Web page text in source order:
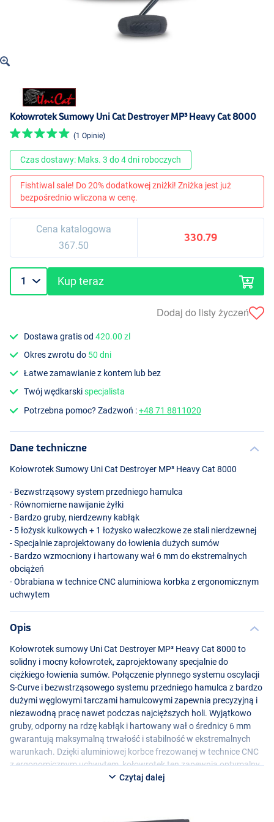
Kołowrotek Sumowy Uni Cat Destroyer MP³ Heavy Cat 8000
(1 Opinie)
Czas dostawy: Maks. 3 do 4 dni roboczych
Fishtiwal sale! Do 20% dodatkowej zniżki! Zniżka jest już
bezpośrednio wliczona w cenę.
Cena katalogowa
367.50
330.79
Kup teraz
Dodaj do listy życzeń
Dostawa gratis od420.00 zl
Okres zwrotu do 50 dni
Łatwe zamawianie z kontem lub bez
Twój wędkarskispecjalista
Potrzebna pomoc? Zadzwoń :+48 71 8811020
Dane techniczne
Kołowrotek Sumowy Uni Cat Destroyer MP³ Heavy Cat 8000
- Bezwstrząsowy system przedniego hamulca
- Równomierne nawijanie żyłki
- Bardzo gruby, nierdzewny kabłąk
- 5 łożysk kulkowych + 1 łożysko wałeczkowe ze stali nierdzewnej
- Specjalnie zaprojektowany do łowienia dużych sumów
- Bardzo wzmocniony i hartowany wał 6 mm do ekstremalnych
obciążeń
- Obrabiana w techniceCNCaluminiowa korbka z ergonomicznym
uchwytem
Opis
Kołowrotek sumowy Uni Cat Destroyer MP³ Heavy Cat 8000 to
solidny i mocny kołowrotek, zaprojektowany specjalnie do
ciężkiego łowienia sumów. Połączenie płynnego systemu oscylacji
S-Curve i bezwstrząsowego systemu przedniego hamulca z bardzo
dużymi węglowymi tarczami hamulcowymi zapewnia precyzyjną i
niezawodną pracę nawet podczas najcięższych holi. Wyjątkowo
gruby, odporny na rdzę kabłąk i hartowany wał o średnicy 6 mm
gwarantują maksymalną trwałość i stabilność w ekstremalnych
warunkach. Dzięki aluminiowej korbce frezowanej w technice CNC
z ergonomicznym uchwytem, kołowrotek ten zapewnia optymalny
komfort i kontrolę podczas każdego holu.
Czytaj dalej